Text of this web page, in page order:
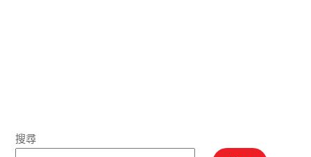
搜尋